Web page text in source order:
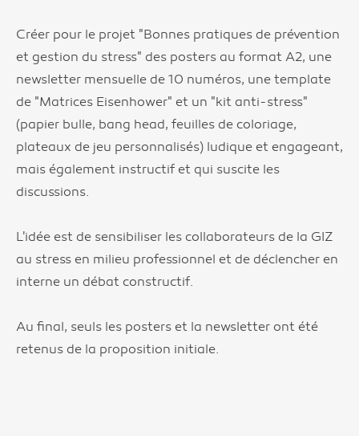
Créer pour le projet "Bonnes pratiques de prévention
et gestion du stress" des posters au format A2, une
newsletter mensuelle de 10 numéros, une template
de "Matrices Eisenhower" et un "kit anti-stress"
(papier bulle, bang head, feuilles de coloriage,
plateaux de jeu personnalisés) ludique et engageant,
mais également instructif et qui suscite les
discussions.
L'idée est de sensibiliser les collaborateurs de la GIZ
au stress en milieu professionnel et de déclencher en
interne un débat constructif.
Au final, seuls les posters et la newsletter ont été
retenus de la proposition initiale.